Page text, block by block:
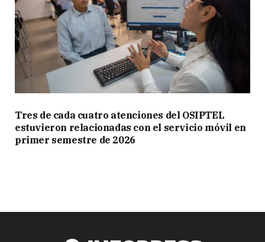
Tres de cada cuatro atenciones del OSIPTEL
estuvieron relacionadas con el servicio móvil en
primer semestre de 2026